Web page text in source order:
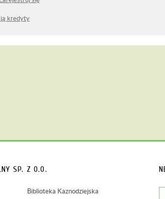
kredyty
SP. Z O.O.
Biblioteka Kaznodziejska